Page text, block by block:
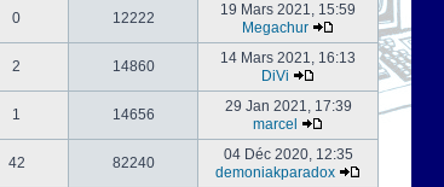
0 12222
19 Mars 2021, 15:59
Megachur
2 14860
14 Mars 2021, 16:13
DiVi
1 14656
29 Jan 2021, 17:39
marcel
42 82240
04 Déc 2020, 12:35
demoniakparadox